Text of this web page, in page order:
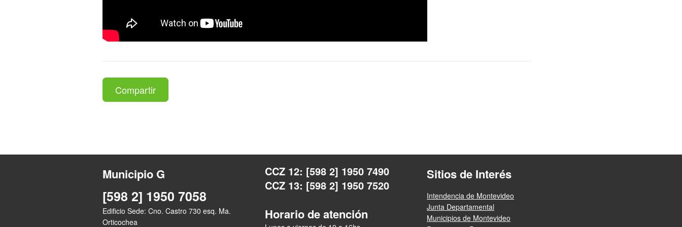
Compartir
Municipio G
[598 2] 1950 7058
Edificio Sede: Cno. Castro 730 esq. Ma.
Orticochea
CCZ 12: [598 2] 1950 7490
CCZ 13: [598 2] 1950 7520
Horario de atención
Sitios de Interés
Intendencia de Montevideo
Junta Departamental
Municipios de Montevideo